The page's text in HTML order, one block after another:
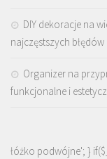
DIY dekoracje na
najczęstszych błędów
Organizer na
funkcjonalne i
łóżko podwójne'; }